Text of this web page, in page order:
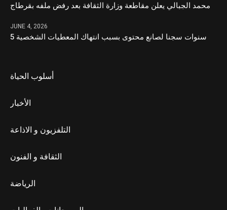
محمد الجبالي يعلن مقاطعة وزارة الثقافة بعد رفض ملفه بقرطاج
JUNE 4, 2026
5 سنوات سجنا لصانع محتوى بسبب انتهاك المعطيات الشخصية
أسلوب الحياة
الأخبار
التلفزيون و الاذاعة
الثقافة و الفنون
الرياضة